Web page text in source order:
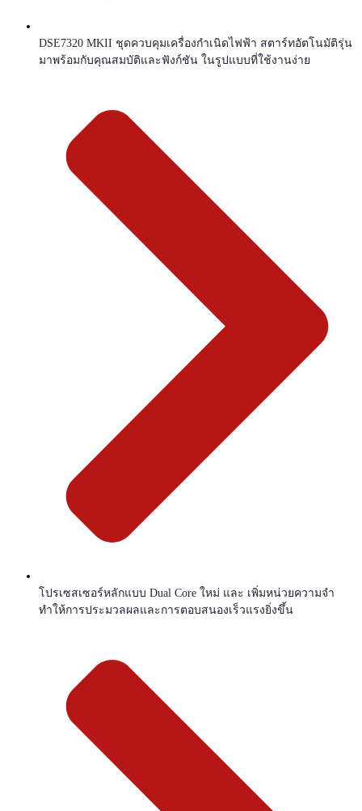
DSE7320 MKII ชุดควบคุมเครื่องกำเนิดไฟฟ้า สตาร์ทอัตโนมัติรุ่น
มาพร้อมกับคุณสมบัติและฟังก์ชัน ในรูปแบบที่ใช้งานง่าย
โปรเซสเซอร์หลักแบบ Dual Core ใหม่ และ เพิ่มหน่วยความจำ
ทำให้การประมวลผลและการตอบสนองเร็วแรงยิ่งขึ้น